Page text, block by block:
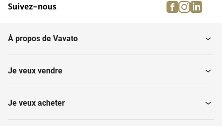
Suivez-nous facebook
À propos de Vavato
Je veux vendre
Je veux acheter